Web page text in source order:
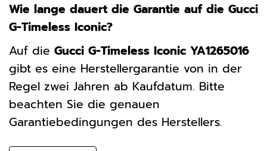
Wie lange dauert die Garantie auf die Gucci
G-Timeless Iconic?
Auf die Gucci G-Timeless Iconic YA1265016
gibt es eine Herstellergarantie von in der
Regel zwei Jahren ab Kaufdatum. Bitte
beachten Sie die genauen
Garantiebedingungen des Herstellers.